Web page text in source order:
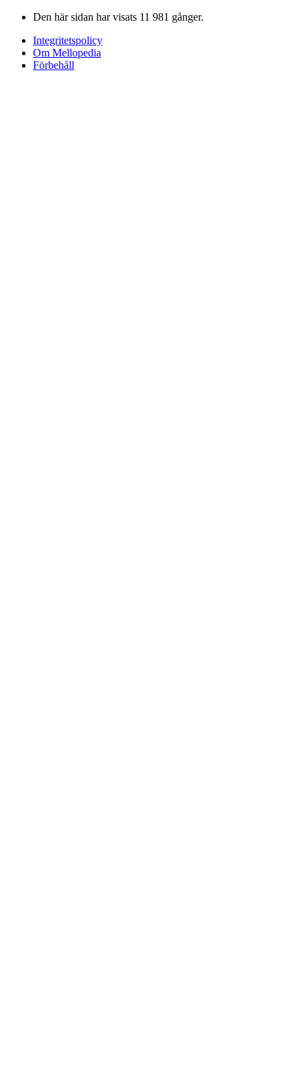
Den här sidan har visats 11 981 gånger.
Integritetspolicy
Om Mellopedia
Förbehåll